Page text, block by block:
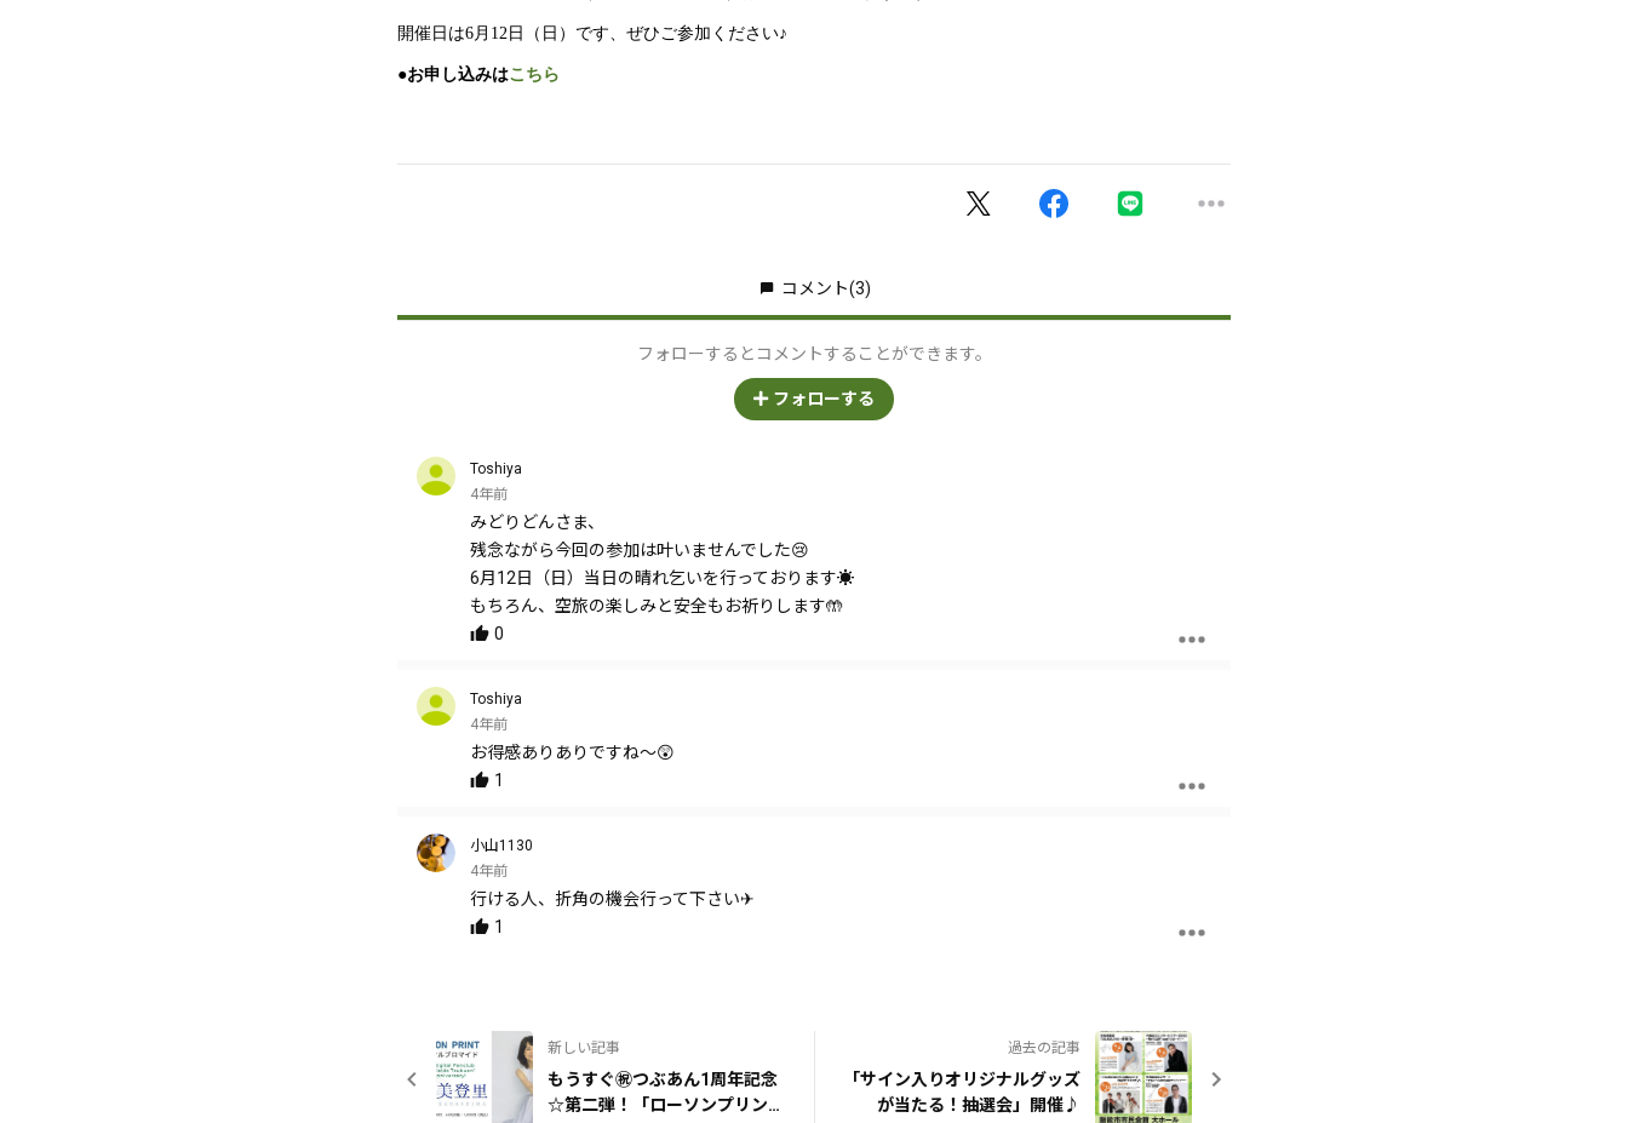
開催日は6月12日（日）です、ぜひご参加ください♪
●お申し込みはこちら
コメント(3)
フォローするとコメントすることができます。
フォローする
Toshiya
4年前
みどりどんさま、
残念ながら今回の参加は叶いませんでした😢
6月12日（日）当日の晴れ乞いを行っております☀️
もちろん、空旅の楽しみと安全もお祈りします🤲
0
Toshiya
4年前
お得感ありありですね〜😲
1
小山1130
4年前
行ける人、折角の機会行って下さい✈
1
新しい記事
もうすぐ㊗️つぶあん1周年記念
☆第二弾！「ローソンプリン
過去の記事
「サイン入りオリジナルグッズ
が当たる！抽選会」開催♪